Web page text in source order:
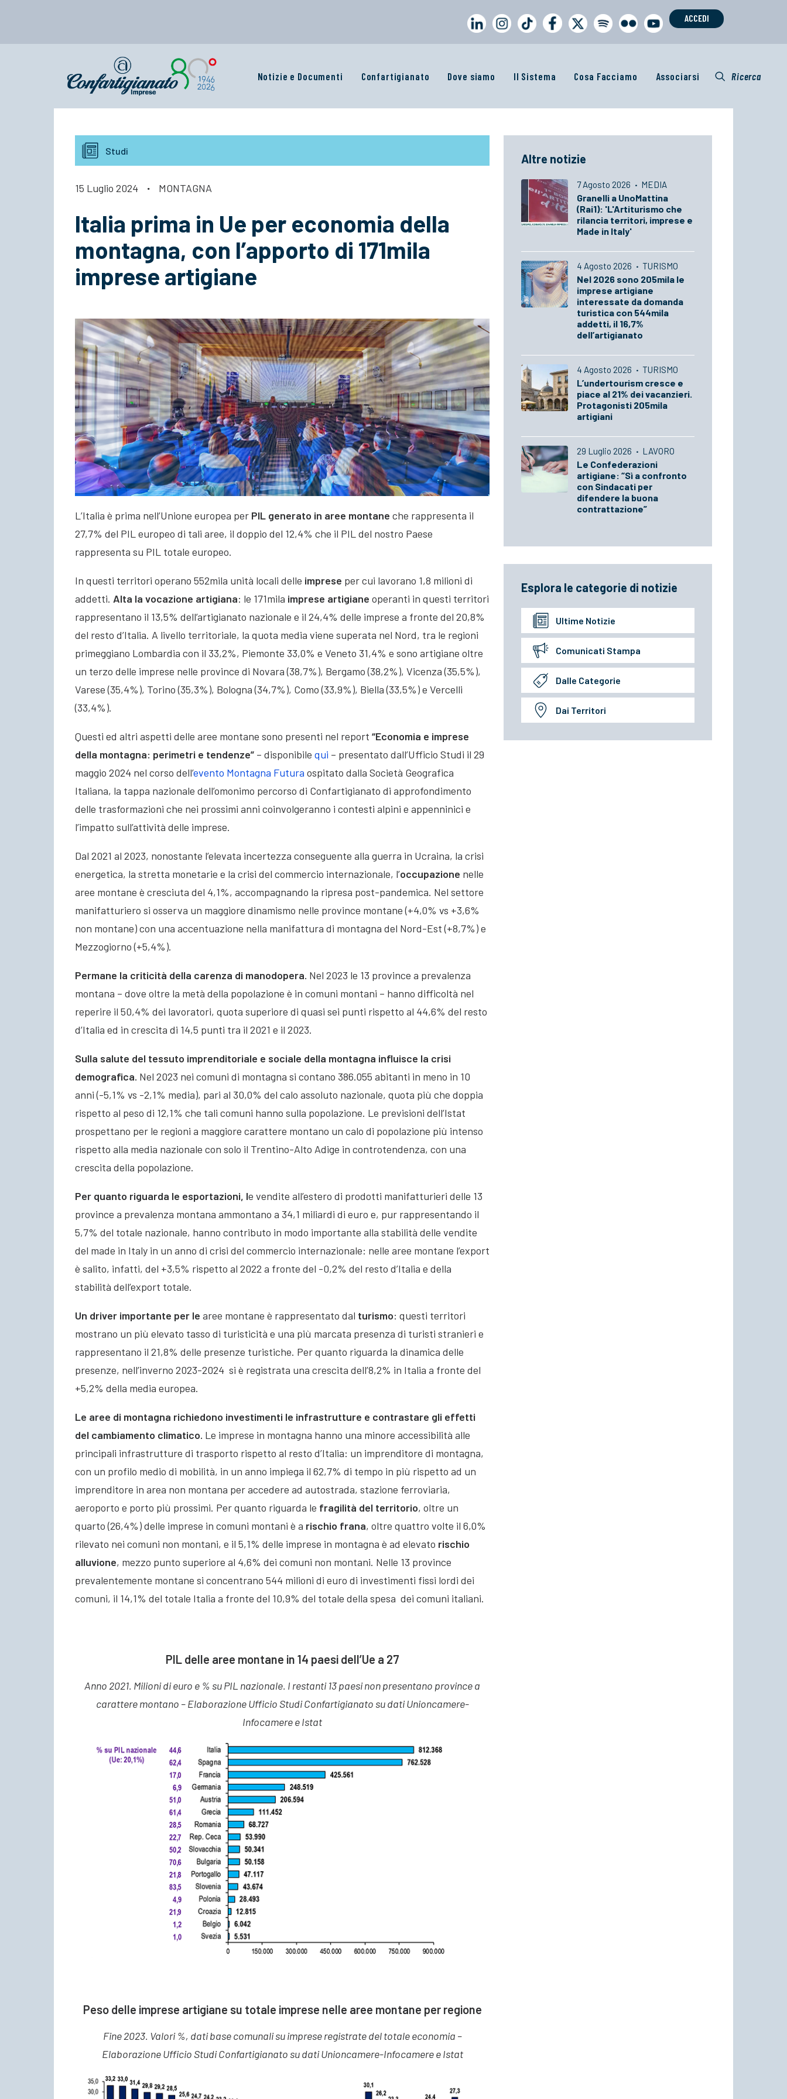
ACCEDI
Notizie e Documenti Confartigianato Dove siamo Il Sistema Cosa Facciamo Associarsi Ricerca
Studi
15 Luglio 2024 · MONTAGNA
Italia prima in Ue per economia della
montagna, con l’apporto di 171mila
imprese artigiane
L’Italia è prima nell’Unione europea per PIL generato in aree montane che rappresenta il
27,7% del PIL europeo di tali aree, il doppio del 12,4% che il PIL del nostro Paese
rappresenta su PIL totale europeo.
In questi territori operano 552mila unità locali delle imprese per cui lavorano 1,8 milioni di
addetti. Alta la vocazione artigiana: le 171mila imprese artigiane operanti in questi territori
rappresentano il 13,5% dell’artigianato nazionale e il 24,4% delle imprese a fronte del 20,8%
del resto d’Italia. A livello territoriale, la quota media viene superata nel Nord, tra le regioni
primeggiano Lombardia con il 33,2%, Piemonte 33,0% e Veneto 31,4% e sono artigiane oltre
un terzo delle imprese nelle province di Novara (38,7%), Bergamo (38,2%), Vicenza (35,5%),
Varese (35,4%), Torino (35,3%), Bologna (34,7%), Como (33,9%), Biella (33,5%) e Vercelli
(33,4%).
Questi ed altri aspetti delle aree montane sono presenti nel report “Economia e imprese
della montagna: perimetri e tendenze” – disponibile qui – presentato dall’Ufficio Studi il 29
maggio 2024 nel corso dell’evento Montagna Futura ospitato dalla Società Geografica
Italiana, la tappa nazionale dell’omonimo percorso di Confartigianato di approfondimento
delle trasformazioni che nei prossimi anni coinvolgeranno i contesti alpini e appenninici e
l’impatto sull’attività delle imprese.
Dal 2021 al 2023, nonostante l’elevata incertezza conseguente alla guerra in Ucraina, la crisi
energetica, la stretta monetarie e la crisi del commercio internazionale, l’occupazione nelle
aree montane è cresciuta del 4,1%, accompagnando la ripresa post-pandemica. Nel settore
manifatturiero si osserva un maggiore dinamismo nelle province montane (+4,0% vs +3,6%
non montane) con una accentuazione nella manifattura di montagna del Nord-Est (+8,7%) e
Mezzogiorno (+5,4%).
Permane la criticità della carenza di manodopera. Nel 2023 le 13 province a prevalenza
montana – dove oltre la metà della popolazione è in comuni montani – hanno difficoltà nel
reperire il 50,4% dei lavoratori, quota superiore di quasi sei punti rispetto al 44,6% del resto
d’Italia ed in crescita di 14,5 punti tra il 2021 e il 2023.
Sulla salute del tessuto imprenditoriale e sociale della montagna influisce la crisi
demografica. Nel 2023 nei comuni di montagna si contano 386.055 abitanti in meno in 10
anni (-5,1% vs -2,1% media), pari al 30,0% del calo assoluto nazionale, quota più che doppia
rispetto al peso di 12,1% che tali comuni hanno sulla popolazione. Le previsioni dell’Istat
prospettano per le regioni a maggiore carattere montano un calo di popolazione più intenso
rispetto alla media nazionale con solo il Trentino-Alto Adige in controtendenza, con una
crescita della popolazione.
Per quanto riguarda le esportazioni, le vendite all’estero di prodotti manifatturieri delle 13
province a prevalenza montana ammontano a 34,1 miliardi di euro e, pur rappresentando il
5,7% del totale nazionale, hanno contributo in modo importante alla stabilità delle vendite
del made in Italy in un anno di crisi del commercio internazionale: nelle aree montane l’export
è salito, infatti, del +3,5% rispetto al 2022 a fronte del -0,2% del resto d’Italia e della
stabilità dell’export totale.
Un driver importante per le aree montane è rappresentato dal turismo: questi territori
mostrano un più elevato tasso di turisticità e una più marcata presenza di turisti stranieri e
rappresentano il 21,8% delle presenze turistiche. Per quanto riguarda la dinamica delle
presenze, nell’inverno 2023-2024 si è registrata una crescita dell’8,2% in Italia a fronte del
+5,2% della media europea.
Le aree di montagna richiedono investimenti le infrastrutture e contrastare gli effetti
del cambiamento climatico. Le imprese in montagna hanno una minore accessibilità alle
principali infrastrutture di trasporto rispetto al resto d’Italia: un imprenditore di montagna,
con un profilo medio di mobilità, in un anno impiega il 62,7% di tempo in più rispetto ad un
imprenditore in area non montana per accedere ad autostrada, stazione ferroviaria,
aeroporto e porto più prossimi. Per quanto riguarda le fragilità del territorio, oltre un
quarto (26,4%) delle imprese in comuni montani è a rischio frana, oltre quattro volte il 6,0%
rilevato nei comuni non montani, e il 5,1% delle imprese in montagna è ad elevato rischio
alluvione, mezzo punto superiore al 4,6% dei comuni non montani. Nelle 13 province
prevalentemente montane si concentrano 544 milioni di euro di investimenti fissi lordi dei
comuni, il 14,1% del totale Italia a fronte del 10,9% del totale della spesa dei comuni italiani.
PIL delle aree montane in 14 paesi dell’Ue a 27
Anno 2021. Milioni di euro e % su PIL nazionale. I restanti 13 paesi non presentano province a
carattere montano – Elaborazione Ufficio Studi Confartigianato su dati Unioncamere-
Infocamere e Istat
Peso delle imprese artigiane su totale imprese nelle aree montane per regione
Fine 2023. Valori %, dati base comunali su imprese registrate del totale economia –
Elaborazione Ufficio Studi Confartigianato su dati Unioncamere-Infocamere e Istat
Altre notizie
7 Agosto 2026 · MEDIA
Granelli a UnoMattina
(Rai1): 'L'Artiturismo che
rilancia territori, imprese e
Made in Italy'
4 Agosto 2026 · TURISMO
Nel 2026 sono 205mila le
imprese artigiane
interessate da domanda
turistica con 544mila
addetti, il 16,7%
dell’artigianato
4 Agosto 2026 · TURISMO
L’undertourism cresce e
piace al 21% dei vacanzieri.
Protagonisti 205mila
artigiani
29 Luglio 2026 · LAVORO
Le Confederazioni
artigiane: “Sì a confronto
con Sindacati per
difendere la buona
contrattazione”
Esplora le categorie di notizie
Ultime Notizie
Comunicati Stampa
Dalle Categorie
Dai Territori